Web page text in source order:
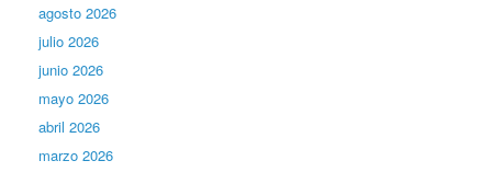
agosto 2026
julio 2026
junio 2026
mayo 2026
abril 2026
marzo 2026